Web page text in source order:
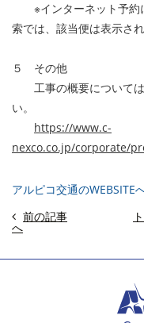
※インターネット予約
索では、該当便は表示され
５ その他
工事の概要については
い。
https://www.c-
nexco.co.jp/corporate/
アルピコ交通のWEBSITE
前の記事
へ